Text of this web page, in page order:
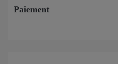
Paiement